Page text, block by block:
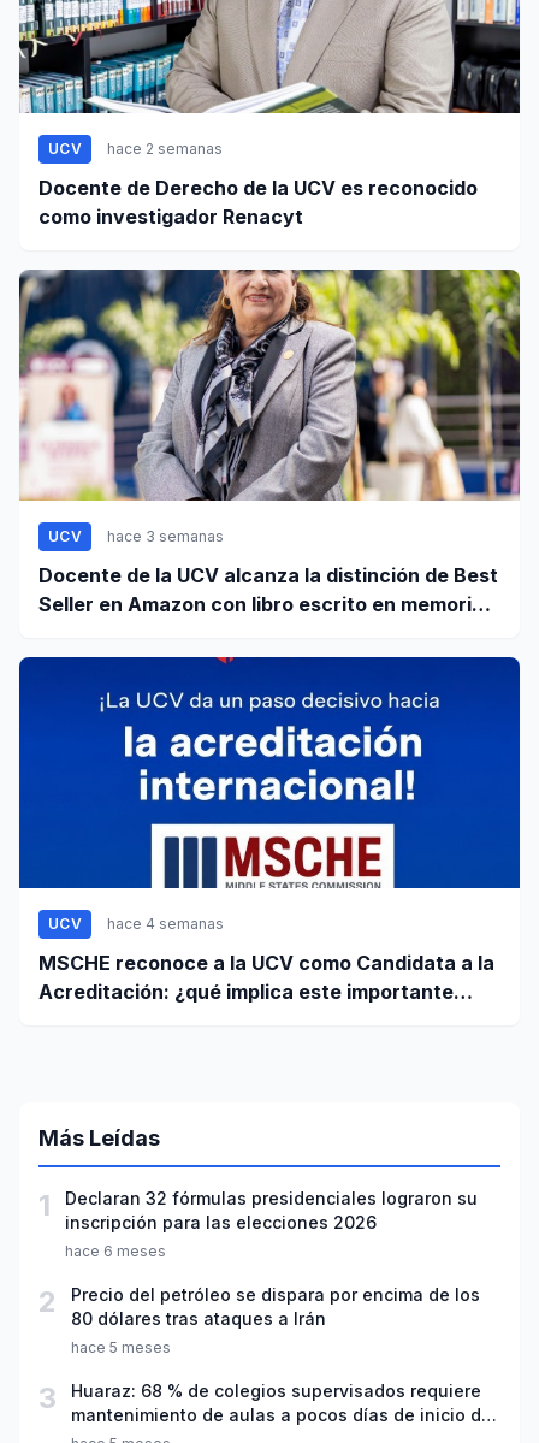
UCV hace 2 semanas
Docente de Derecho de la UCV es reconocido
como investigador Renacyt
UCV hace 3 semanas
Docente de la UCV alcanza la distinción de Best
Seller en Amazon con libro escrito en memoria a
UCV hace 4 semanas
MSCHE reconoce a la UCV como Candidata a la
Acreditación: ¿qué implica este importante
Más Leídas
1
Declaran 32 fórmulas presidenciales lograron su
inscripción para las elecciones 2026
hace 6 meses
2
Precio del petróleo se dispara por encima de los
80 dólares tras ataques a Irán
hace 5 meses
3
Huaraz: 68 % de colegios supervisados requiere
mantenimiento de aulas a pocos días de inicio del